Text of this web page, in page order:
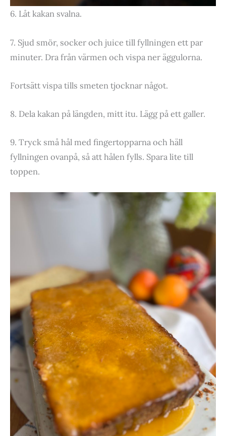
6. Låt kakan svalna.
7. Sjud smör, socker och juice till fyllningen ett par
minuter. Dra från värmen och vispa ner äggulorna.
Fortsätt vispa tills smeten tjocknar något.
8. Dela kakan på längden, mitt itu. Lägg på ett galler.
9. Tryck små hål med fingertopparna och häll
fyllningen ovanpå, så att hålen fylls. Spara lite till
toppen.